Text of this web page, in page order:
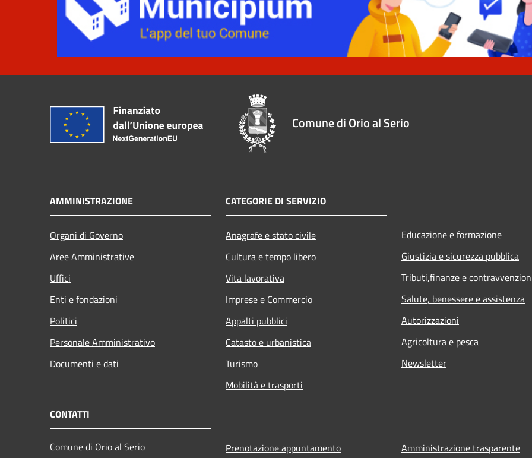
Comune di Orio al Serio
AMMINISTRAZIONE
Organi di Governo
Aree Amministrative
Uffici
Enti e fondazioni
Politici
Personale Amministrativo
Documenti e dati
CATEGORIE DI SERVIZIO
Anagrafe e stato civile
Cultura e tempo libero
Vita lavorativa
Imprese e Commercio
Appalti pubblici
Catasto e urbanistica
Turismo
Mobilità e trasporti
Educazione e formazione
Giustizia e sicurezza pubblica
Tributi,finanze e
Salute, benessere e assistenza
Autorizzazioni
Agricoltura e pesca
Newsletter
CONTATTI
Comune di Orio al Serio
Prenotazione appuntamento Amministrazione trasparente